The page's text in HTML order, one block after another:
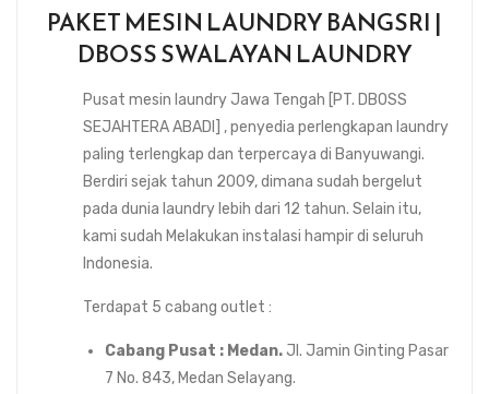
PAKET MESIN LAUNDRY BANGSRI |
DBOSS SWALAYAN LAUNDRY
Pusat mesin laundry Jawa Tengah [PT. DBOSS
SEJAHTERA ABADI] , penyedia perlengkapan laundry
paling terlengkap dan terpercaya di Banyuwangi.
Berdiri sejak tahun 2009, dimana sudah bergelut
pada dunia laundry lebih dari 12 tahun. Selain itu,
kami sudah Melakukan instalasi hampir di seluruh
Indonesia.
Terdapat 5 cabang outlet :
Cabang Pusat : Medan. Jl. Jamin Ginting Pasar
7 No. 843, Medan Selayang.